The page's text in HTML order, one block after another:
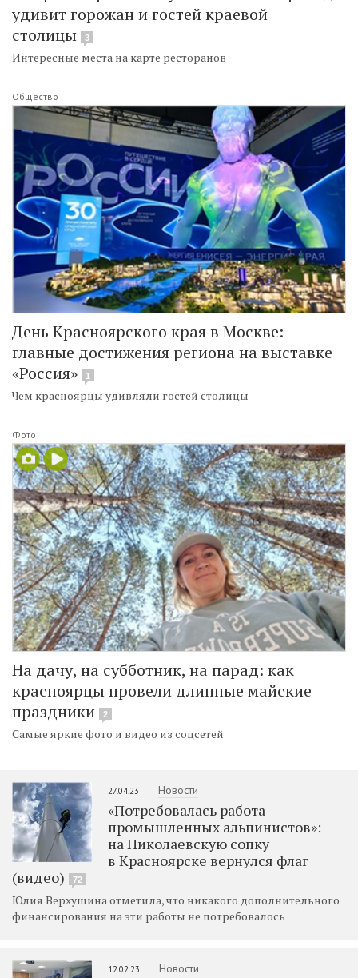
удивит горожан и гостей краевой
столицы
3
Интересные места на карте ресторанов
Общество
День Красноярского края в Москве:
главные достижения региона на выставке
«Россия»
1
Чем красноярцы удивляли гостей столицы
Фото
На дачу, на субботник, на парад: как
красноярцы провели длинные майские
праздники
2
Самые яркие фото и видео из соцсетей
27.04.23 Новости
«Потребовалась работа
промышленных альпинистов»:
на Николаевскую сопку
в Красноярске вернулся флаг
(видео)
72
Юлия Верхушина отметила, что никакого дополнительного
финансирования на эти работы не потребовалось
12.02.23 Новости